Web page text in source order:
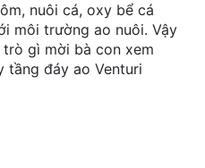
nuôi cá, oxy bể cá
môi trường ao nuôi. Vậy
gì mời bà con xem
tầng đáy ao Venturi